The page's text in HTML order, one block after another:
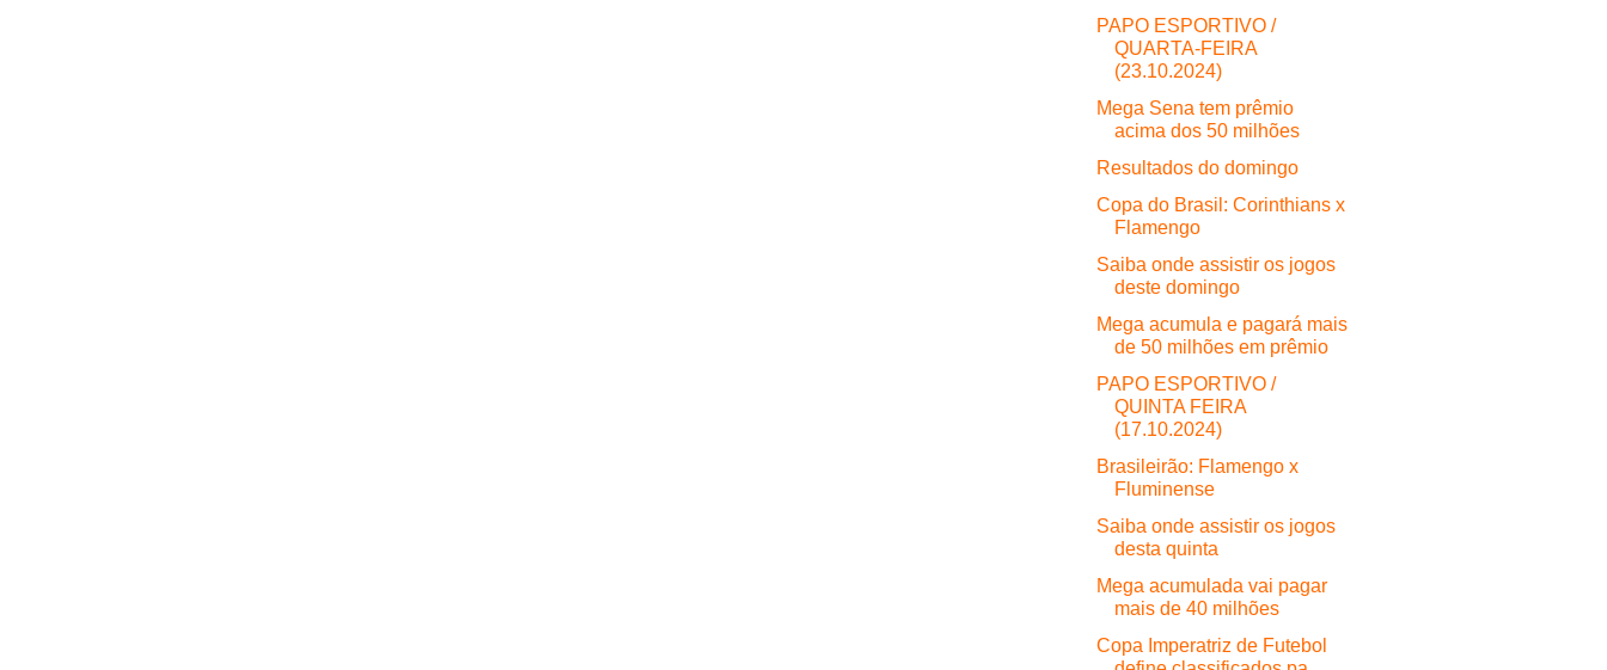
PAPO ESPORTIVO /
QUARTA-FEIRA
(23.10.2024)
Mega Sena tem prêmio
acima dos 50 milhões
Resultados do domingo
Copa do Brasil: Corinthians x
Flamengo
Saiba onde assistir os jogos
deste domingo
Mega acumula e pagará mais
de 50 milhões em prêmio
PAPO ESPORTIVO /
QUINTA FEIRA
(17.10.2024)
Brasileirão: Flamengo x
Fluminense
Saiba onde assistir os jogos
desta quinta
Mega acumulada vai pagar
mais de 40 milhões
Copa Imperatriz de Futebol